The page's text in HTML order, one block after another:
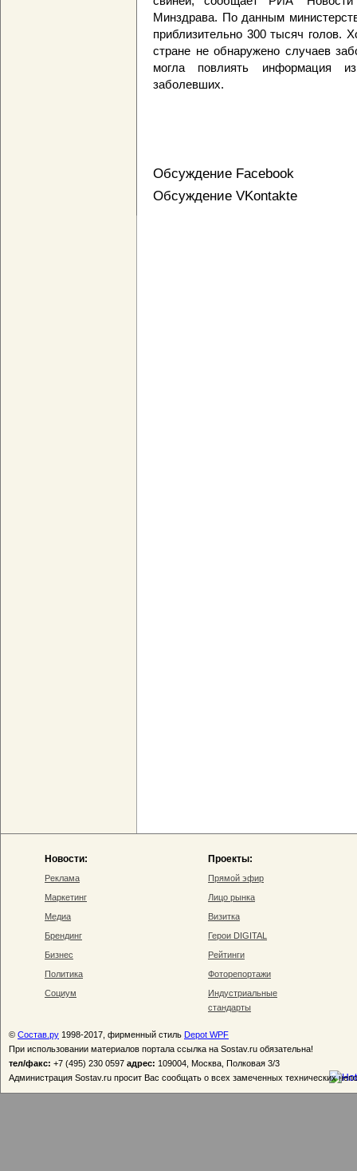
Минздрава. По данным
приблизительно 300 тысяч голов.
стране не обнаружено случаев
могла повлиять информация
заболевших.
Обсуждение Facebook
Обсуждение VKontakte
Новости:
Реклама
Маркетинг
Медиа
Брендинг
Бизнес
Политика
Социум
Проекты:
Прямой эфир
Лицо рынка
Визитка
Герои DIGITAL
Рейтинги
Фоторепортажи
Индустриальные
стандарты
© Состав.ру 1998-2017, фирменный стиль Depot WPF
При использовании материалов портала ссылка на Sostav.ru обязательна!
тел/факс: +7 (495) 230 0597 адрес: 109004, Москва, Полковая 3/3
Администрация Sostav.ru просит Вас сообщать о всех замеченных технических